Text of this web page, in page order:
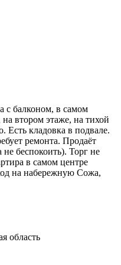
с балконом, в самом
втором этаже, на тихой
Есть кладовка в подвале.
ремонта. Продаёт
не беспокоить). Торг не
в самом центре
на набережную Сожа,
область